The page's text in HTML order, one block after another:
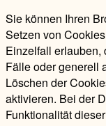
Sie können Ihren
Setzen von
Einzelfall erlauben,
Fälle oder generell
Löschen der
aktivieren. Bei der
Funktionalität